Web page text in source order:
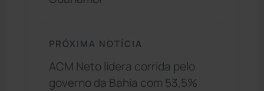
PRÓXIMA NOTÍCIA
ACM Neto lidera corrida pelo
governo da Bahia com 53,5%